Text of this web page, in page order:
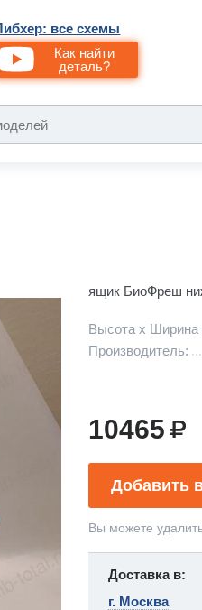
все схемы
Как найти
деталь?
ящик БиоФреш
Высота х Ширина
Производитель:
10465
Добавить
Вы можете
Доставка в:
г. Москва